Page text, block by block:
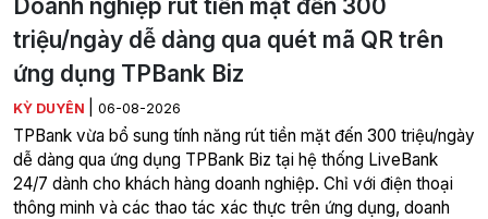
Doanh nghiệp rút tiền mặt đến 300
triệu/ngày dễ dàng qua quét mã QR trên
ứng dụng TPBank Biz
KỲ DUYÊN 06-08-2026
TPBank vừa bổ sung tính năng rút tiền mặt đến 300 triệu/ngày
dễ dàng qua ứng dụng TPBank Biz tại hệ thống LiveBank
24/7 dành cho khách hàng doanh nghiệp. Chỉ với điện thoại
thông minh và các thao tác xác thực trên ứng dụng, doanh